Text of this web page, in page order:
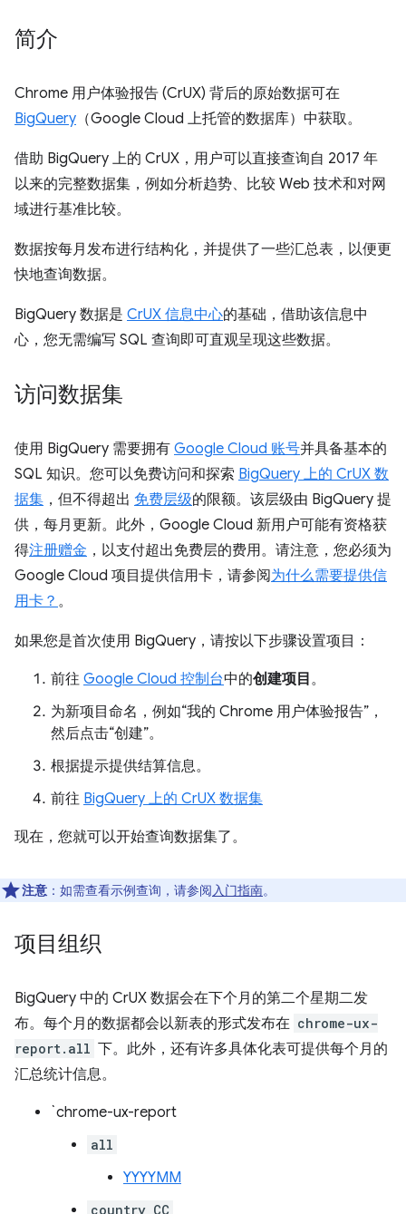
简介
Chrome 用户体验报告 (CrUX) 背后的原始数据可在
BigQuery （Google Cloud 上托管的数据库）中获取。
借助 BigQuery 上的 CrUX，用户可以直接查询自 2017 年
以来的完整数据集，例如分析趋势、比较 Web 技术和对网
域进行基准比较。
数据按每月发布进行结构化，并提供了一些汇总表，以便更
快地查询数据。
BigQuery 数据是 CrUX 信息中心的基础，借助该信息中
心，您无需编写 SQL 查询即可直观呈现这些数据。
访问数据集
使用 BigQuery 需要拥有 Google Cloud 账号并具备基本的
SQL 知识。您可以免费访问和探索 BigQuery 上的 CrUX 数
据集 ，但不得超出 免费层级的限额。该层级由 BigQuery 提
供，每月更新。此外，Google Cloud 新用户可能有资格获
得注册赠金 ，以支付超出免费层的费用。请注意，您必须为
Google Cloud 项目提供信用卡，请参阅为什么需要提供信
用卡？ 。
如果您是首次使用 BigQuery，请按以下步骤设置项目：
前往 Google Cloud 控制台中的创建项目 。
为新项目命名，例如“我的 Chrome 用户体验报告”，
然后点击“创建”。
根据提示提供结算信息。
前往 BigQuery 上的 CrUX 数据集
现在，您就可以开始查询数据集了。
注意 ：如需查看示例查询，请参阅入门指南。
项目组织
BigQuery 中的 CrUX 数据会在下个月的第二个星期二发
布。每个月的数据都会以新表的形式发布在 chrome-ux-
report.all 下。此外，还有许多具体化表可提供每个月的
汇总统计信息。
`chrome-ux-report
all
YYYYMM
country_CC